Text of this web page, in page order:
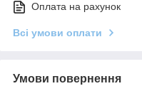
Оплата на рахунок
Всі умови оплати
Умови повернення